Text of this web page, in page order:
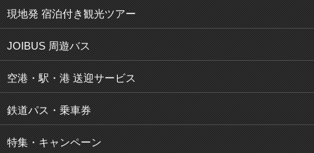
現地発 宿泊付き観光ツアー
JOIBUS 周遊バス
空港・駅・港 送迎サービス
鉄道パス・乗車券
特集・キャンペーン